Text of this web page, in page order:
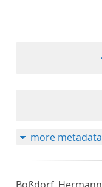
more metadata